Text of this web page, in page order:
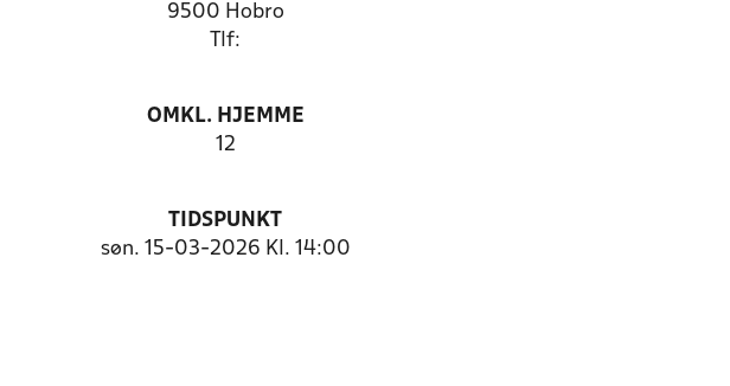
9500 Hobro
Tlf:
OMKL. HJEMME
12
TIDSPUNKT
søn. 15-03-2026 Kl. 14:00